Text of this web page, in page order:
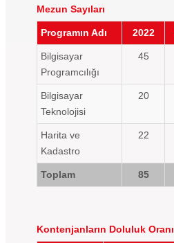
Mezun Sayıları
Programın Adı 2022
Bilgisayar
Programcılığı
45
Bilgisayar
Teknolojisi
20
Harita ve
Kadastro
22
Toplam 85
Kontenjanların Doluluk Oranı